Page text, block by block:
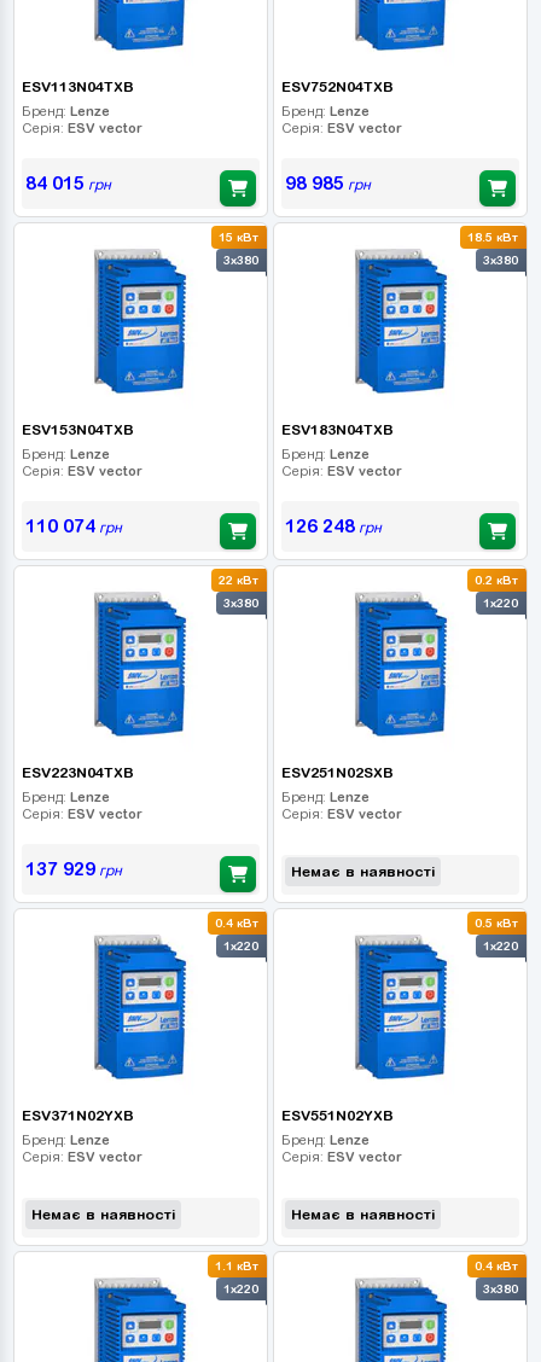
ESV113N04TXB
Бренд: Lenze
Серія: ESV vector
84 015 грн
ESV752N04TXB
Бренд: Lenze
Серія: ESV vector
98 985 грн
15 кВт
3x380
ESV153N04TXB
Бренд: Lenze
Серія: ESV vector
110 074грн
18.5 кВт
3x380
ESV183N04TXB
Бренд: Lenze
Серія: ESV vector
126 248грн
22 кВт
3x380
ESV223N04TXB
Бренд: Lenze
Серія: ESV vector
137 929грн
0.2 кВт
1x220
ESV251N02SXB
Бренд: Lenze
Серія: ESV vector
Немає в наявності
0.4 кВт
1x220
ESV371N02YXB
Бренд: Lenze
Серія: ESV vector
Немає в наявності
0.5 кВт
1x220
ESV551N02YXB
Бренд: Lenze
Серія: ESV vector
Немає в наявності
1.1 кВт
1x220
0.4 кВт
3x380